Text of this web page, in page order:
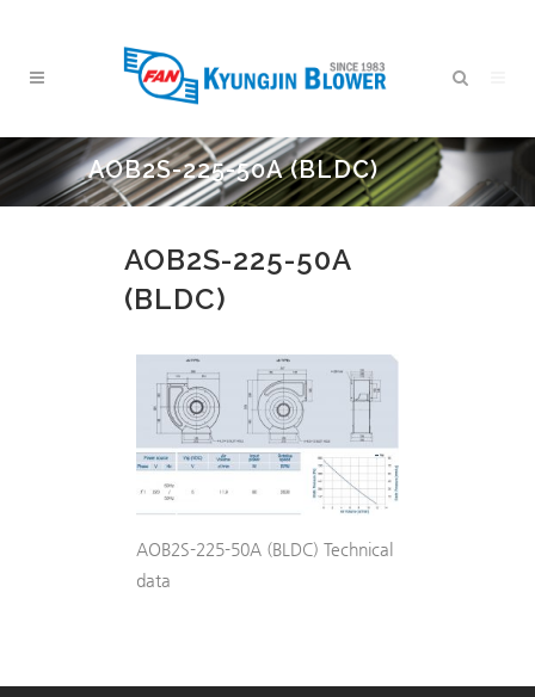
AOB2S-225-50A (BLDC)
AOB2S-225-50A
(BLDC)
AOB2S-225-50A (BLDC) Technical
data